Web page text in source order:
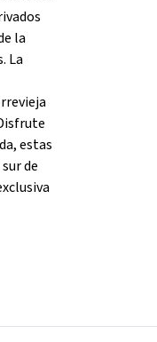
la
La
estas
de